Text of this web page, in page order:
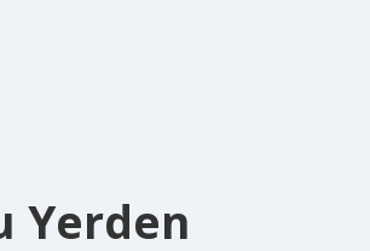
Yerden